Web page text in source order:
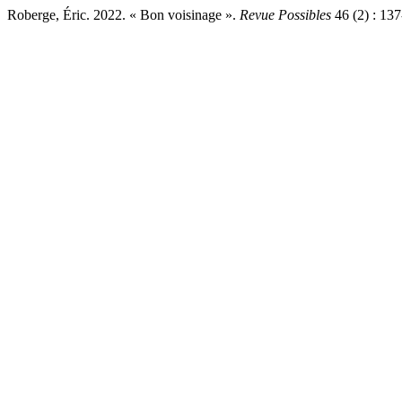
Roberge, Éric. 2022. « Bon voisinage ». Revue Possibles 46 (2) :